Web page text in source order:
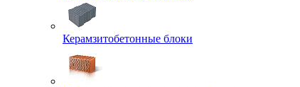
Керамзитобетонные блоки